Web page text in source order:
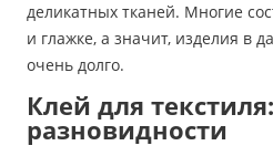
деликатных тканей. Многие
и глажке, а значит, изделия в
очень долго.
Клей для текстиля:
разновидности